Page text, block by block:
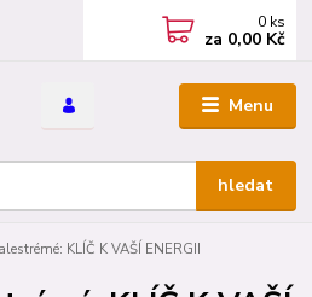
Menu
hledat
0 ks
za 0,00 Kč
KLÍČ K VAŠÍ ENERGII